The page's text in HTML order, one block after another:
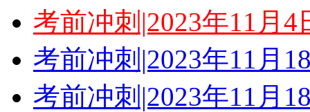
考前冲刺|2023年11月
考前冲刺|2023年11月
考前冲刺|2023年11月